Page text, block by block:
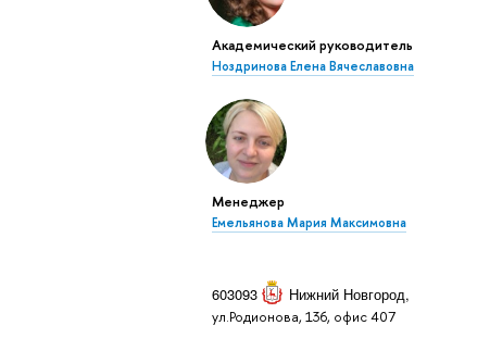
Академический руководитель
Ноздринова Елена Вячеславовна
Менеджер
Емельянова Мария Максимовна
603093 Нижний Новгород,
ул.Родионова, 136, офис 407